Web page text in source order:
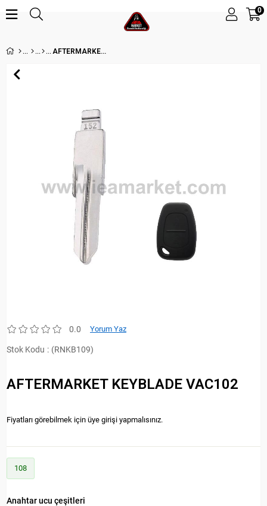
0
AFTERMARKET KEYBLADE VAC102
0.0 Yorum Yaz
Stok Kodu (RNKB109)
AFTERMARKET KEYBLADE VAC102
Fiyatları görebilmek için üye girişi yapmalısınız.
108
Anahtar ucu çeşitleri